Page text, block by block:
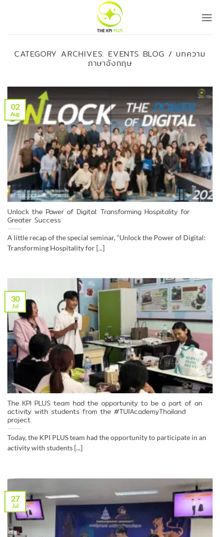
CATEGORY ARCHIVES: EVENTS BLOG / บทความ
ภาษาอังกฤษ
Unlock the Power of Digital: Transforming Hospitality for
Greater Success
A little recap of the special seminar, “Unlock the Power of Digital:
Transforming Hospitality for [...]
02
Aug
The KPI PLUS team had the opportunity to be a part of an
activity with students from the #TUIAcademyThailand
project.
Today, the KPI PLUS team had the opportunity to participate in an
activity with students [...]
30
Jul
27
Jul